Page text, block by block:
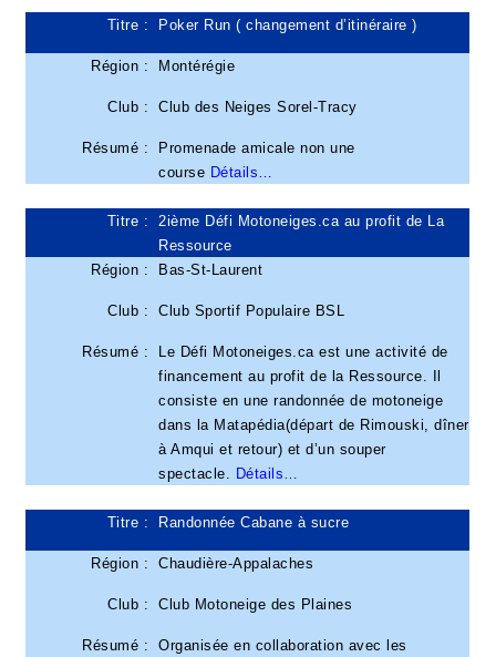
Titre : Poker Run ( changement d’itinéraire )
Région : Montérégie
Club :Club des Neiges Sorel-Tracy
Résumé :
Promenade amicale non une
course Détails…
Titre :2ième Défi Motoneiges.ca au profit de La
Ressource
Région :
Bas-St-Laurent
Club :Club Sportif Populaire BSL
Résumé :
Le Défi Motoneiges.ca est une activité de
financement au profit de la Ressource. Il
consiste en une randonnée de motoneige
dans la Matapédia(départ de Rimouski, dîner
à Amqui et retour) et d’un souper
spectacle. Détails…
Titre : Randonnée Cabane à sucre
Région :Chaudière-Appalaches
Club :Club Motoneige des Plaines
Résumé :Organisée en collaboration avec les